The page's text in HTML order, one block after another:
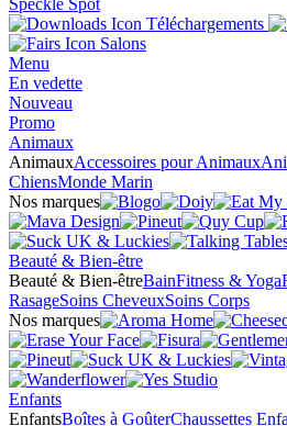
Speckle Spot
Téléchargements
Salons
Menu
En vedette
Nouveau
Promo
Animaux
AnimauxAccessoires pour Animaux
ChiensMonde Marin
Nos marques
Beauté & Bien-être
Beauté & Bien-êtreBainFitness & Yoga
RasageSoins CheveuxSoins Corps
Nos marques
Enfants
EnfantsBoîtes à GoûterChaussettes